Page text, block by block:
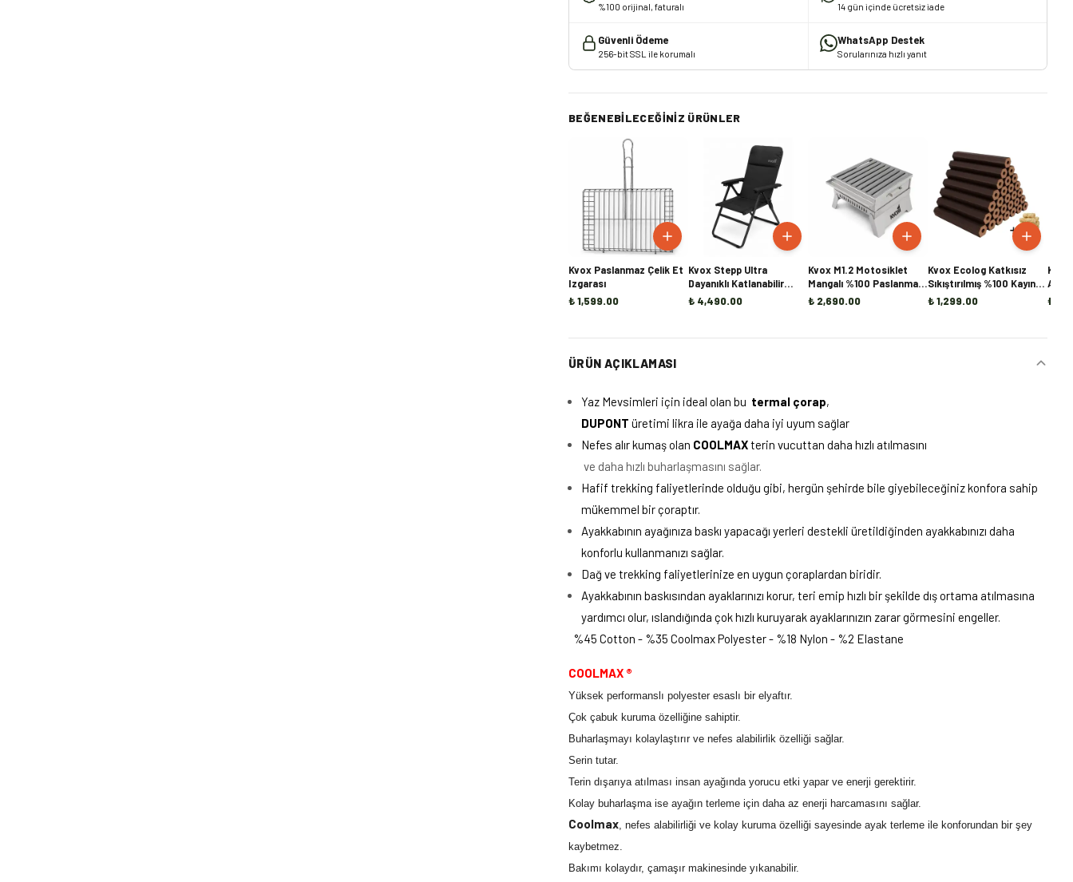
%100 orijinal, faturalı 14 gün içinde ücretsiz iade
Güvenli Ödeme
256-bit SSL ile korumalı
WhatsApp Destek
Sorularınıza hızlı yanıt
BEĞENEBILECEĞINIZ ÜRÜNLER
Kvox Paslanmaz Çelik Et
Izgarası
₺ 1,599.00
Kvox Stepp Ultra
Dayanıklı Katlanabilir
Kamp Sandalyesi
₺ 4,490.00
Kvox M1.2 Motosiklet
Mangalı %100 Paslanmaz
Çelik
₺ 2,690.00
Kvox Ecolog Katkısız
Sıkıştırılmış %100 Kayın
Briket Şömine ve Kamp
₺ 1,299.00
(Ön
₺
ÜRÜN AÇIKLAMASI
Yaz Mevsimleri için ideal olan bu termal çorap,
DUPONT üretimi likra ile ayağa daha iyi uyum sağlar
Nefes alır kumaş olan COOLMAXterin vucuttan daha hızlı atılmasını
ve daha hızlı buharlaşmasını sağlar.
Hafif trekking faliyetlerinde olduğu gibi, hergün şehirde bile giyebileceğiniz konfora sahip
mükemmel bir çoraptır.
Ayakkabının ayağınıza baskı yapacağı yerleri destekli üretildiğinden ayakkabınızı daha
konforlu kullanmanızı sağlar.
Dağ ve trekking faliyetlerinize en uygun çoraplardan biridir.
Ayakkabının baskısından ayaklarınızı korur, teri emip hızlı bir şekilde dış ortama atılmasına
yardımcı olur, ıslandığında çok hızlı kuruyarak ayaklarınızın zarar görmesini engeller.
%45 Cotton - %35 Coolmax Polyester - %18 Nylon - %2 Elastane
COOLMAX ®
Yüksek performanslı polyester esaslı bir elyaftır.
Çok çabuk kuruma özelliğine sahiptir.
Buharlaşmayı kolaylaştırır ve nefes alabilirlik özelliği sağlar.
Serin tutar.
Terin dışarıya atılması insan ayağında yorucu etki yapar ve enerji gerektirir.
Kolay buharlaşma ise ayağın terleme için daha az enerji harcamasını sağlar.
Coolmax, nefes alabilirliği ve kolay kuruma özelliği sayesinde ayak terleme ile konforundan bir şey
kaybetmez.
Bakımı kolaydır, çamaşır makinesinde yıkanabilir.